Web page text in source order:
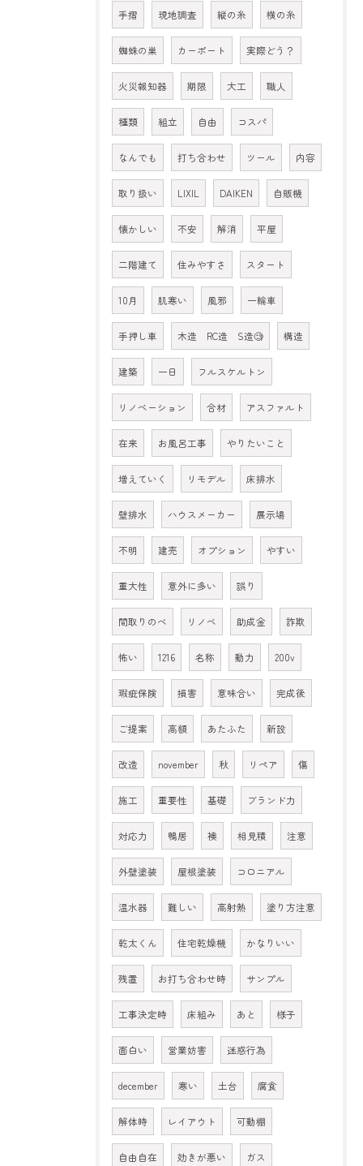
手摺 現地調査 縦の糸 横の糸
蜘蛛の巣 カーポート 実際どう？
火災報知器 期限 大工 職人
種類 組立 自由 コスパ
なんでも 打ち合わせ ツール 内容
取り扱い LIXIL DAIKEN 自販機
懐かしい 不安 解消 平屋
二階建て 住みやすさ スタート
10月 肌寒い 風邪 一輪車
手押し車 木造 RC造 S造🧐 構造
建築 一日 フルスケルトン
リノベーション 合材 アスファルト
在来 お風呂工事 やりたいこと
増えていく リモデル 床排水
壁排水 ハウスメーカー 展示場
不明 建売 オプション やすい
重大性 意外に多い 誤り
間取りのべ リノベ 助成金 詐欺
怖い 1216 名称 動力 200v
瑕疵保険 損害 意味合い 完成後
ご提案 高額 あたふた 新設
改造 november 秋 リペア 傷
施工 重要性 基礎 ブランド力
対応力 鴨居 襖 相見積 注意
外壁塗装 屋根塗装 コロニアル
温水器 難しい 高射熱 塗り方注意
乾太くん 住宅乾燥機 かなりいい
残置 お打ち合わせ時 サンプル
工事決定時 床組み あと 様子
面白い 営業妨害 迷惑行為
december 寒い 土台 腐食
解体時 レイアウト 可動棚
自由自在 効きが悪い ガス